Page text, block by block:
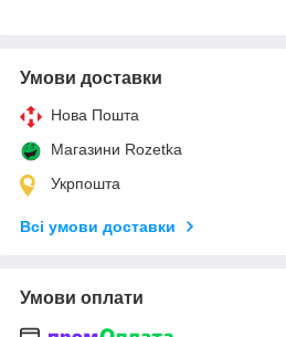
Умови доставки
Нова Пошта
Магазини Rozetka
Укрпошта
Всі умови доставки
Умови оплати